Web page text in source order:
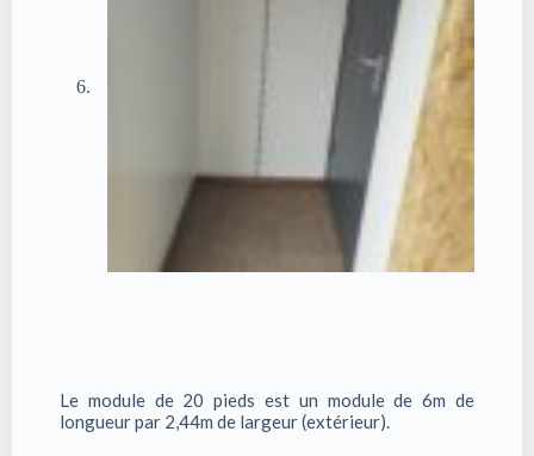
Le module de 20 pieds est un module de 6m de
longueur par 2,44m de largeur (extérieur).